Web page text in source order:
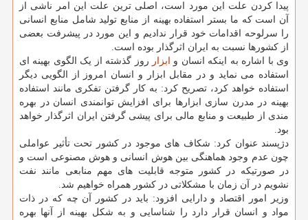
پیدا کردن علت این مورد است، اصلی ترین علت این امر ناشی از
آن است که ما بستر استفاده بهینه از منابع تولید شامل منابع انسانی
را سرلوحه اقدامات خود قرار ندادیم و این مورد در پیشرفت بعضی
از کشورها نسبت به ایران اثرگذار بوده است.
وی با اشاره به اینکه انسان و
ابزار روز گذشته از یک الگوی بهینه ای
استفاده می نماید و در مقابل ابزار و انسان امروز از الگویی دیگر
استفاده خواهد کرد، تصریح کرد: به کار گرفتن تفکری مانند استفاده
بهینه در مدرن سازی ابزارها برای افزایش توانمندی انسان در بهره
مندی از طبیعت و منابع مالی برای پیشی گرفتن ایران اثرگذار خواهد
بود.
دژپسند عنوان کرد: شکاف های موجود در کشور تحت تأثیر عواملی
چون عدم وجود هماهنگی بین هوش انسانی و هوش مصنوعی است و
در صورتیکه در کشور متوجه قابلیت های مهم منابعی مانند نفت
نشویم در آن زمان با مشکلاتی در کشور همراه خواهیم شد.
وزیر امور اقتصاد و دارایی افزود: باید در کشور آن چه که در ذات
مواد و انسان قرار دارد را شناسایی و به شکل بهینه از آنها بهره